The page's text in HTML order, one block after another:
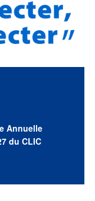
Annuelle
du CLIC